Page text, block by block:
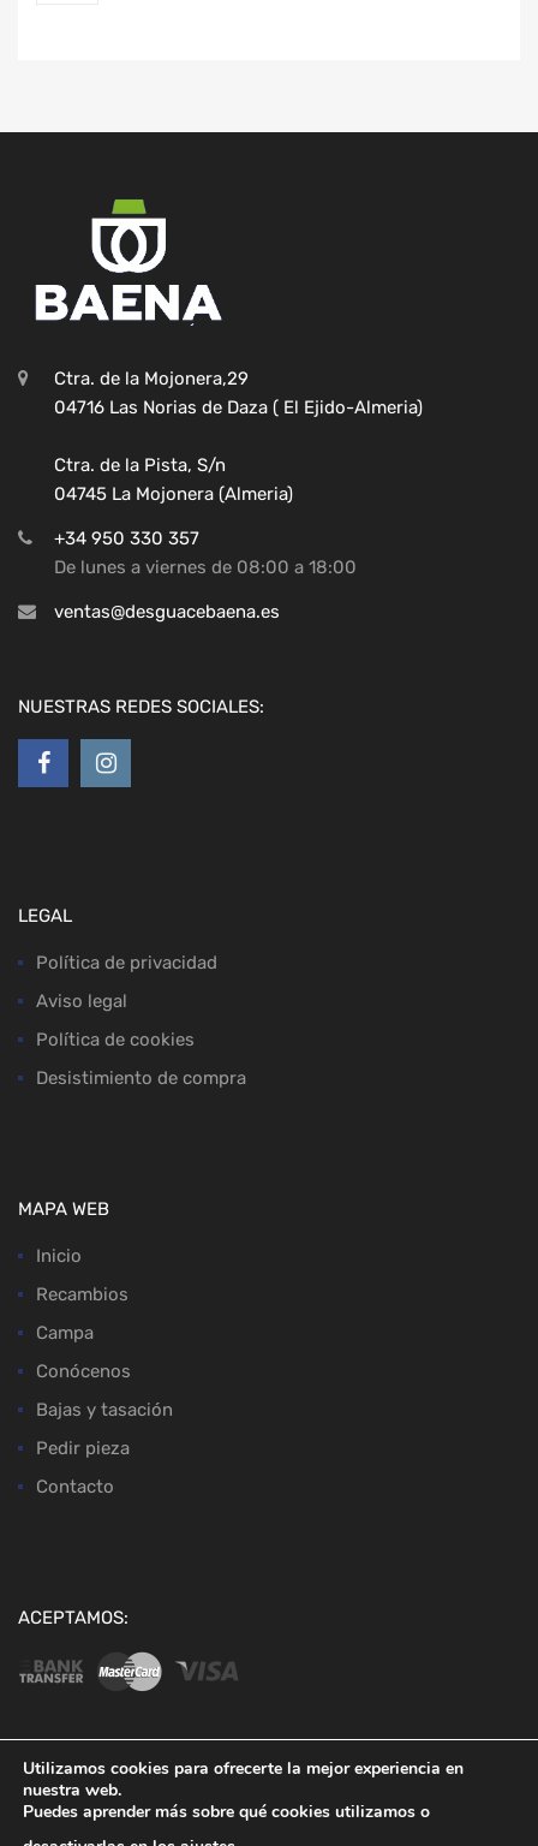
Ctra. de la Mojonera,29
04716 Las Norias de Daza ( El Ejido-Almeria)
Ctra. de la Pista, S/n
04745 La Mojonera (Almeria)
+34 950 330 357
De lunes a viernes de 08:00 a 18:00
ventas@desguacebaena.es
NUESTRAS REDES SOCIALES:
LEGAL
Política de privacidad
Aviso legal
Política de cookies
Desistimiento de compra
MAPA WEB
Inicio
Recambios
Campa
Conócenos
Bajas y tasación
Pedir pieza
Contacto
ACEPTAMOS:
Utilizamos cookies para ofrecerte la mejor experiencia en
nuestra web.
Puedes aprender más sobre qué cookies utilizamos o